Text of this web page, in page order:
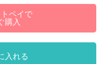
ペイで
購入
入れる